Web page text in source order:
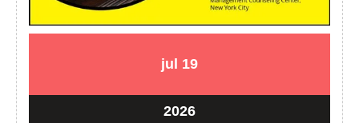
jul 19
2026
1919
202619